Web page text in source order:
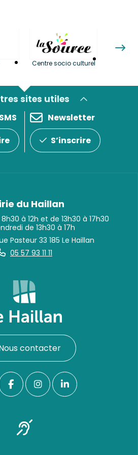
Centre socio culturel
sites utiles
Newsletter
S’inscrire
du Haillan
à 12h et de 13h30 à 17h30
de 13h30 à 17h
Pasteur 33 185 Le Haillan
05 57 93 11 11
contacter